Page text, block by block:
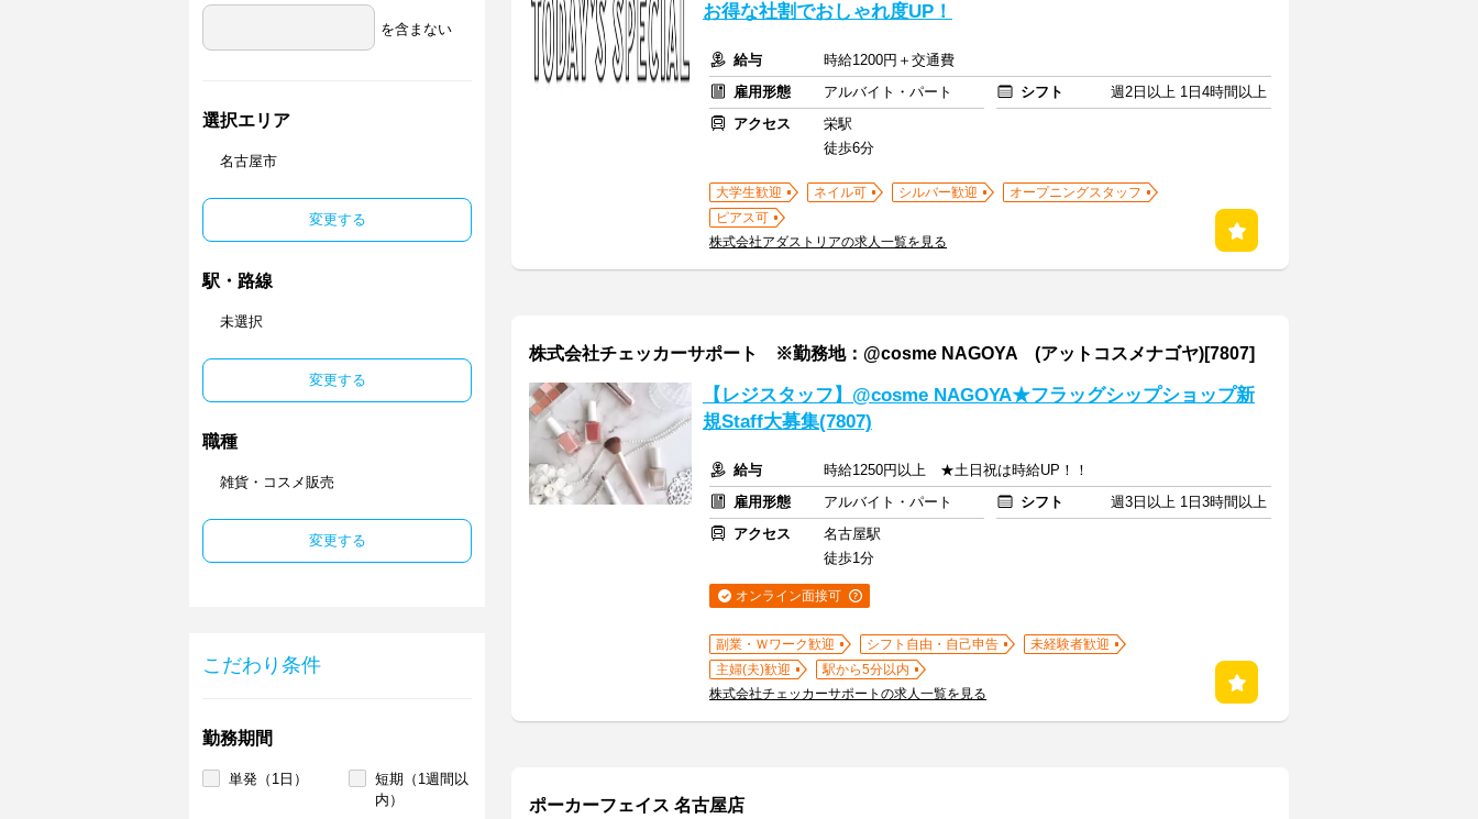
を含まない
選択エリア
名古屋市
変更する
駅・路線
未選択
変更する
職種
雑貨・コスメ販売
変更する
こだわり条件
勤務期間
単発（1日）
短期（1週間以
内）
お得な社割でおしゃれ度UP！
給与
時給1200円＋交通費
雇用形態
アルバイト・パート シフト
週2日以上 1日4時間以上
アクセス
栄駅
徒歩6分
大学生歓迎 ネイル可 シルバー歓迎
オープニングスタッフ
ピアス可
株式会社アダストリアの求人一覧を見る
株式会社チェッカーサポート ※勤務地：@cosme NAGOYA (アットコスメナゴヤ)[7807]
【レジスタッフ】@cosme NAGOYA★フラッグシップショップ新
規Staff大募集(7807)
給与
時給1250円以上 ★土日祝は時給UP！！
雇用形態
アルバイト・パート シフト
週3日以上 1日3時間以上
アクセス
名古屋駅
徒歩1分
オンライン面接可
副業・Ｗワーク歓迎 シフト自由・自己申告
未経験者歓迎
主婦(夫)歓迎
駅から5分以内
株式会社チェッカーサポートの求人一覧を見る
ポーカーフェイス 名古屋店